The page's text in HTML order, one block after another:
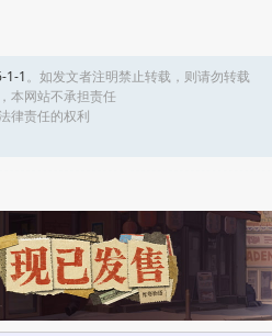
1-1。如发文者注明禁止转载，则请勿转载
本网站不承担责任
律责任的权利